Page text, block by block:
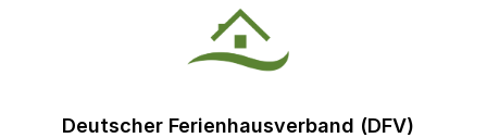
Deutscher Ferienhausverband (DFV)